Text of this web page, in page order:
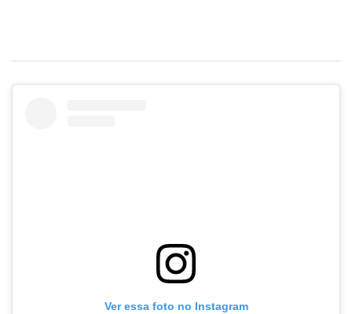
Ver essa foto no Instagram